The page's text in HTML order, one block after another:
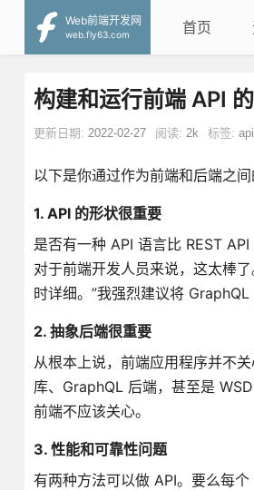
Web前端开发网
web.fly63.com
首页
构建和运行前端 API
更新日期: 2022-02-27 阅读: 2k 标签: api
以下是你通过作为前端和后端之
1. API 的形状很重要
是否有一种 API 语言比 REST
对于前端开发人员来说，这太棒
时详细。”我强烈建议将
2. 抽象后端很重要
从根本上说，前端应用程序并不
库、GraphQL 后端，甚至是
前端不应该关心。
3. 性能和可靠性问题
有两种方法可以做 API。要么每